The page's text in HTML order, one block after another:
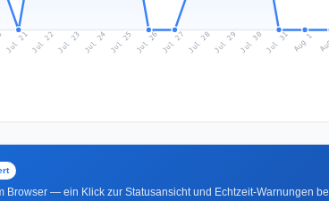
Jul 21Jul 22Jul 23 Jul 24 Jul 25 Jul 26 Jul 27 Jul 28Jul 29 Jul 30 Jul 31 Aug 1
Browser — ein Klick zur Statusansicht und Echtzeit-Warnungen